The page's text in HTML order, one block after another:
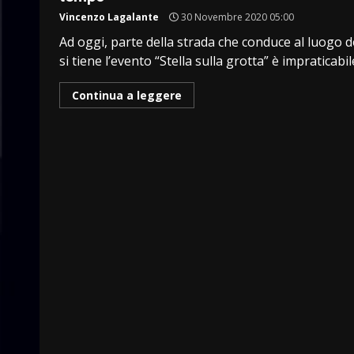
Vincenzo Lagalante 30 Novembre 2020 05:00
Ad oggi, parte della strada che conduce al luogo
si tiene l’evento “Stella sulla grotta” è
Continua a leggere